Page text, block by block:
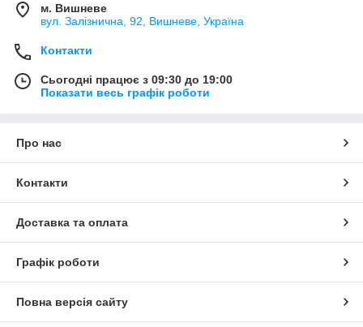
м. Вишневе
вул. Залізнична, 92, Вишневе, Україна
Контакти
Сьогодні працює з 09:30 до 19:00
Показати весь графік роботи
Про нас
Контакти
Доставка та оплата
Графік роботи
Повна версія сайту